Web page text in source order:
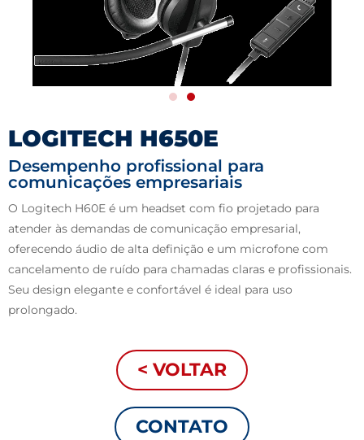
LOGITECH H650E
Desempenho profissional para
comunicações empresariais
O Logitech H60E é um headset com fio projetado para
atender às demandas de comunicação empresarial,
oferecendo áudio de alta definição e um microfone com
cancelamento de ruído para chamadas claras e profissionais.
Seu design elegante e confortável é ideal para uso
prolongado.
< VOLTAR
CONTATO